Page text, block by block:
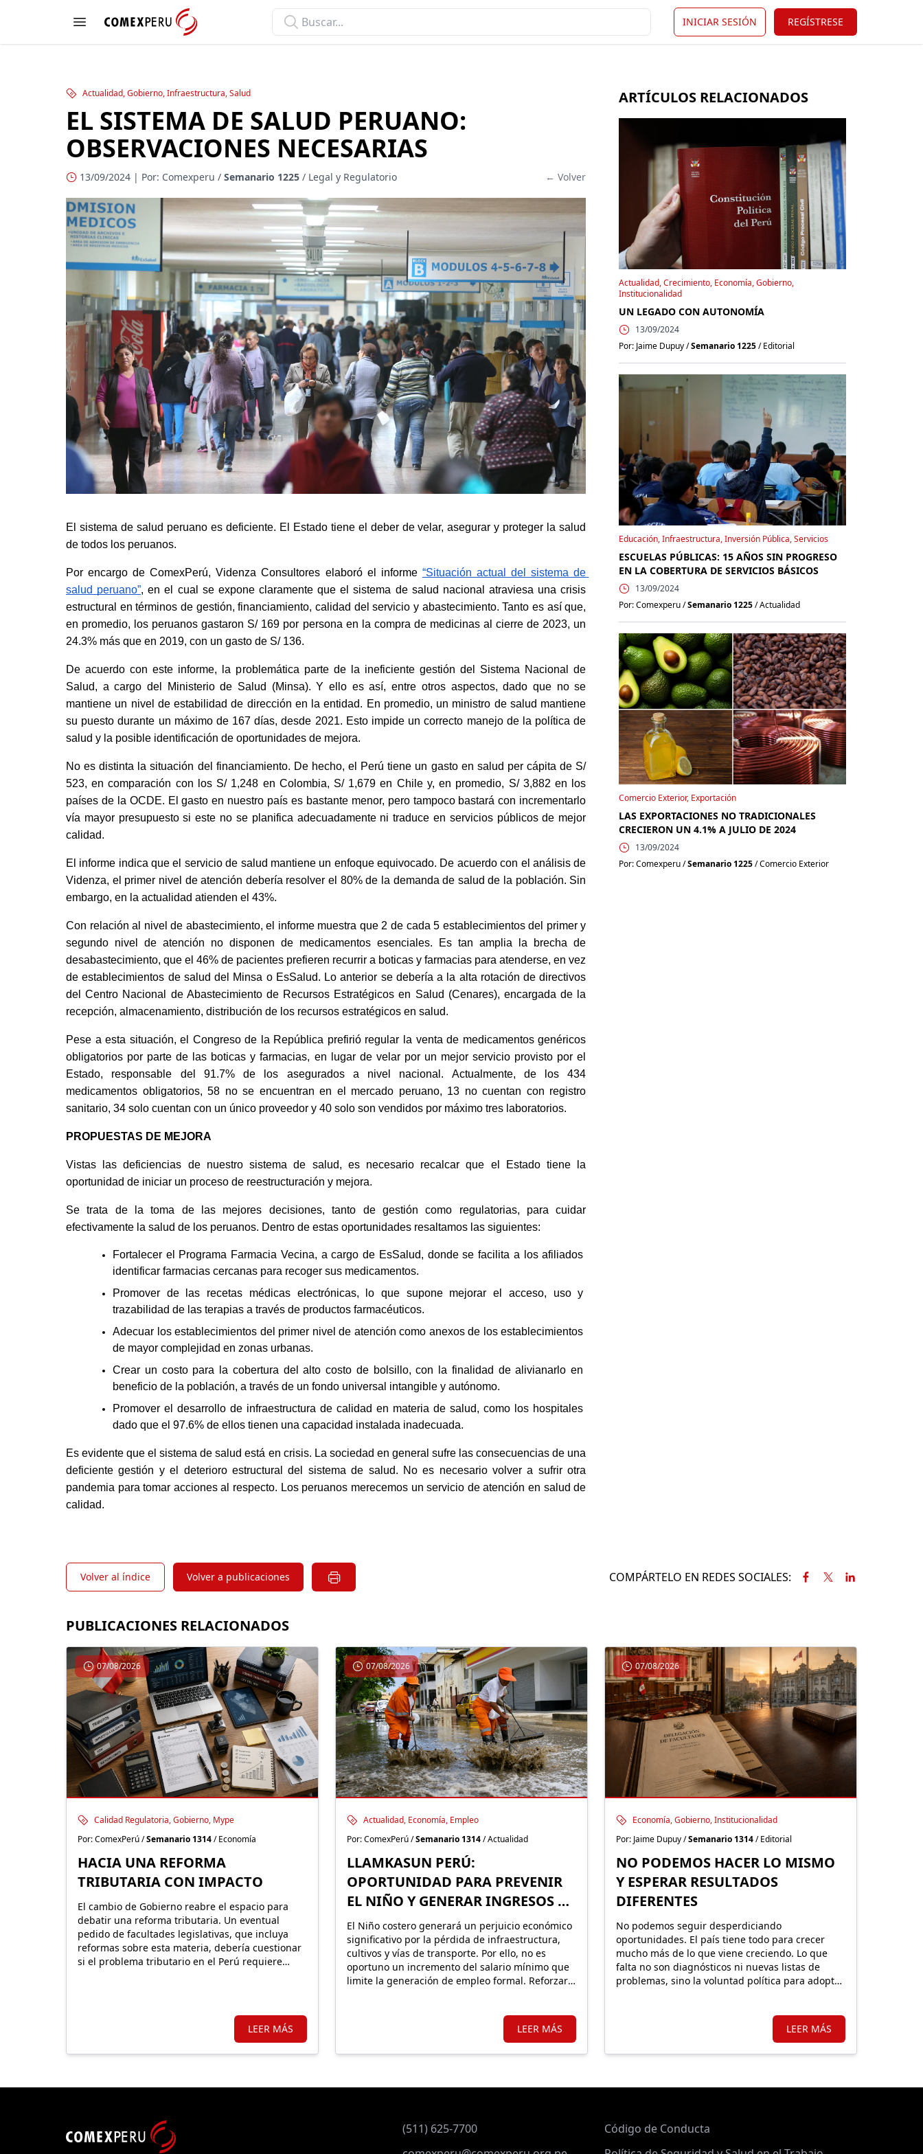
Open menu
ComexPerú INICIAR SESIÓN REGÍSTRESE
Actualidad, Gobierno, Infraestructura, Salud
EL SISTEMA DE SALUD PERUANO:
OBSERVACIONES NECESARIAS
13/09/2024 | Por: Comexperu / Semanario 1225 / Legal y Regulatorio ← Volver
El sistema de salud peruano es deficiente. El Estado tiene el deber de velar, asegurar y proteger la salud
de todos los peruanos.
Por encargo de ComexPerú, Videnza Consultores elaboró el informe “Situación actual del sistema de
salud peruano”, en el cual se expone claramente que el sistema de salud nacional atraviesa una crisis
estructural en términos de gestión, financiamiento, calidad del servicio y abastecimiento. Tanto es así que,
en promedio, los peruanos gastaron S/ 169 por persona en la compra de medicinas al cierre de 2023, un
24.3% más que en 2019, con un gasto de S/ 136.
De acuerdo con este informe, la problemática parte de la ineficiente gestión del Sistema Nacional de
Salud, a cargo del Ministerio de Salud (Minsa). Y ello es así, entre otros aspectos, dado que no se
mantiene un nivel de estabilidad de dirección en la entidad. En promedio, un ministro de salud mantiene
su puesto durante un máximo de 167 días, desde 2021. Esto impide un correcto manejo de la política de
salud y la posible identificación de oportunidades de mejora.
No es distinta la situación del financiamiento. De hecho, el Perú tiene un gasto en salud per cápita de S/
523, en comparación con los S/ 1,248 en Colombia, S/ 1,679 en Chile y, en promedio, S/ 3,882 en los
países de la OCDE. El gasto en nuestro país es bastante menor, pero tampoco bastará con incrementarlo
vía mayor presupuesto si este no se planifica adecuadamente ni traduce en servicios públicos de mejor
calidad.
El informe indica que el servicio de salud mantiene un enfoque equivocado. De acuerdo con el análisis de
Videnza, el primer nivel de atención debería resolver el 80% de la demanda de salud de la población. Sin
embargo, en la actualidad atienden el 43%.
Con relación al nivel de abastecimiento, el informe muestra que 2 de cada 5 establecimientos del primer y
segundo nivel de atención no disponen de medicamentos esenciales. Es tan amplia la brecha de
desabastecimiento, que el 46% de pacientes prefieren recurrir a boticas y farmacias para atenderse, en vez
de establecimientos de salud del Minsa o EsSalud. Lo anterior se debería a la alta rotación de directivos
del Centro Nacional de Abastecimiento de Recursos Estratégicos en Salud (Cenares), encargada de la
recepción, almacenamiento, distribución de los recursos estratégicos en salud.
Pese a esta situación, el Congreso de la República prefirió regular la venta de medicamentos genéricos
obligatorios por parte de las boticas y farmacias, en lugar de velar por un mejor servicio provisto por el
Estado, responsable del 91.7% de los asegurados a nivel nacional. Actualmente, de los 434
medicamentos obligatorios, 58 no se encuentran en el mercado peruano, 13 no cuentan con registro
sanitario, 34 solo cuentan con un único proveedor y 40 solo son vendidos por máximo tres laboratorios.
PROPUESTAS DE MEJORA
Vistas las deficiencias de nuestro sistema de salud, es necesario recalcar que el Estado tiene la
oportunidad de iniciar un proceso de reestructuración y mejora.
Se trata de la toma de las mejores decisiones, tanto de gestión como regulatorias, para cuidar
efectivamente la salud de los peruanos. Dentro de estas oportunidades resaltamos las siguientes:
Fortalecer el Programa Farmacia Vecina, a cargo de EsSalud, donde se facilita a los afiliados
identificar farmacias cercanas para recoger sus medicamentos.
Promover de las recetas médicas electrónicas, lo que supone mejorar el acceso, uso y
trazabilidad de las terapias a través de productos farmacéuticos.
Adecuar los establecimientos del primer nivel de atención como anexos de los establecimientos
de mayor complejidad en zonas urbanas.
Crear un costo para la cobertura del alto costo de bolsillo, con la finalidad de alivianarlo en
beneficio de la población, a través de un fondo universal intangible y autónomo.
Promover el desarrollo de infraestructura de calidad en materia de salud, como los hospitales
dado que el 97.6% de ellos tienen una capacidad instalada inadecuada.
Es evidente que el sistema de salud está en crisis. La sociedad en general sufre las consecuencias de una
deficiente gestión y el deterioro estructural del sistema de salud. No es necesario volver a sufrir otra
pandemia para tomar acciones al respecto. Los peruanos merecemos un servicio de atención en salud de
calidad.
ARTÍCULOS RELACIONADOS
Actualidad, Crecimiento, Economía, Gobierno,
Institucionalidad
UN LEGADO CON AUTONOMÍA
13/09/2024
Por: Jaime Dupuy /Semanario 1225/ Editorial
Educación, Infraestructura, Inversión Pública, Servicios
ESCUELAS PÚBLICAS: 15 AÑOS SIN PROGRESO
EN LA COBERTURA DE SERVICIOS BÁSICOS
13/09/2024
Por: Comexperu /Semanario 1225/ Actualidad
Comercio Exterior, Exportación
LAS EXPORTACIONES NO TRADICIONALES
CRECIERON UN 4.1% A JULIO DE 2024
13/09/2024
Por: Comexperu /Semanario 1225/ Comercio Exterior
Volver al índice Volver a publicaciones COMPÁRTELO EN REDES SOCIALES:
PUBLICACIONES RELACIONADOS
07/08/2026
Calidad Regulatoria, Gobierno, Mype
Por: ComexPerú /Semanario 1314/ Economía
HACIA UNA REFORMA
TRIBUTARIA CON IMPACTO
El cambio de Gobierno reabre el espacio para
debatir una reforma tributaria. Un eventual
pedido de facultades legislativas, que incluya
reformas sobre esta materia, debería cuestionar
si el problema tributario en el Perú requiere
LEER MÁS
07/08/2026
Actualidad, Economía, Empleo
Por: ComexPerú /Semanario 1314/ Actualidad
LLAMKASUN PERÚ:
OPORTUNIDAD PARA PREVENIR
EL NIÑO Y GENERAR INGRESOS EN
LA POBLACIÓN VULNERABLE
El Niño costero generará un perjuicio económico
significativo por la pérdida de infraestructura,
cultivos y vías de transporte. Por ello, no es
oportuno un incremento del salario mínimo que
limite la generación de empleo formal. Reforzar
y, en simultáneo, avanzar en obras de
LEER MÁS
07/08/2026
Economía, Gobierno, Institucionalidad
Por: Jaime Dupuy /Semanario 1314/ Editorial
NO PODEMOS HACER LO MISMO
Y ESPERAR RESULTADOS
DIFERENTES
No podemos seguir desperdiciando
oportunidades. El país tiene todo para crecer
mucho más de lo que viene creciendo. Lo que
falta no son diagnósticos ni nuevas listas de
problemas, sino la voluntad política para adoptar
LEER MÁS
(511) 625-7700
Código de Conducta